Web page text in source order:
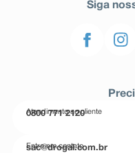
Siga
Atendimento ao cliente
0800 771 2120
Entre em contato
sac@drogal.com.br